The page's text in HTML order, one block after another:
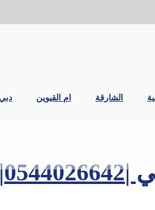
الشارقة ام القيوين دبي
حداد و اعمال حدادة في دبي |0544026642|